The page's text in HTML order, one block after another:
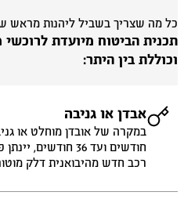
מה שצריך בשביל ליהנות מראש
הביטוח מיועדת לרוכשי
בין היתר:
אבדן או גניבה
חודשים ועד 36 חודשים,
רכב חדש מהיבואנית דלק